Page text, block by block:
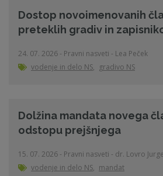
Dostop novoimenovanih
preteklih gradiv in
24. 07. 2026 - Pravni nasveti - Lea Peček
vodenje in delo NS, gradivo NS
Dolžina mandata novega
odstopu prejšnjega
15. 07. 2026 - Pravni nasveti - dr. Lovro
vodenje in delo NS, mandat